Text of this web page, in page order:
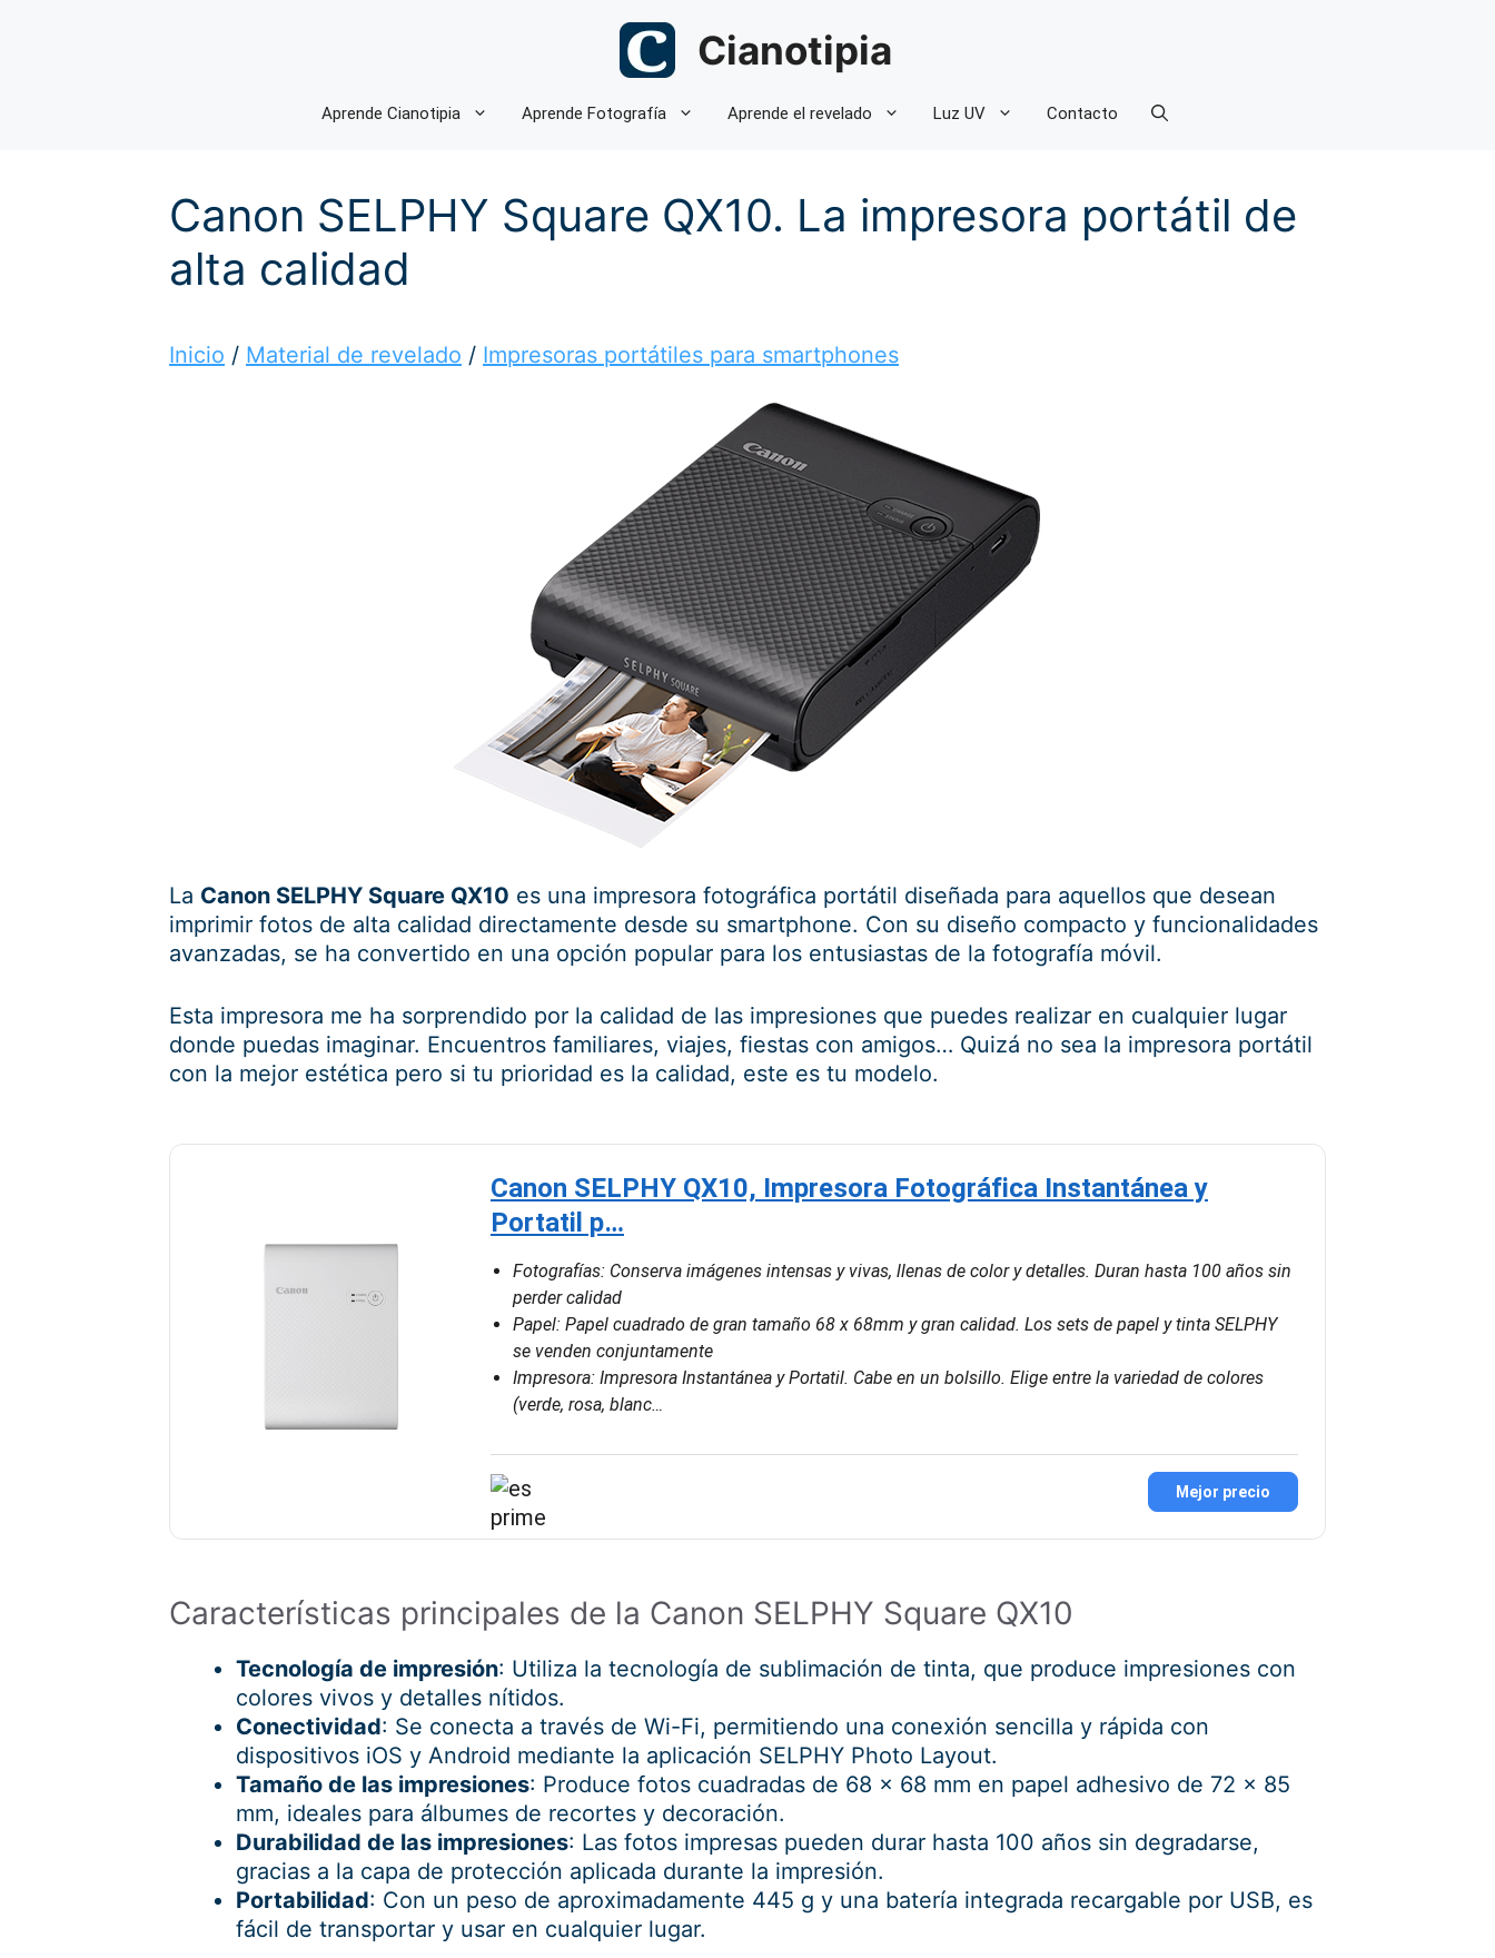
Cianotipia
Aprende Cianotipia Aprende Fotografía Aprende el revelado Luz UV Contacto
Canon SELPHY Square QX10. La impresora portátil de
alta calidad
Inicio / Material de revelado / Impresoras portátiles para smartphones
La Canon SELPHY Square QX10 es una impresora fotográfica portátil diseñada para aquellos que desean
imprimir fotos de alta calidad directamente desde su smartphone. Con su diseño compacto y funcionalidades
avanzadas, se ha convertido en una opción popular para los entusiastas de la fotografía móvil.
Esta impresora me ha sorprendido por la calidad de las impresiones que puedes realizar en cualquier lugar
donde puedas imaginar. Encuentros familiares, viajes, fiestas con amigos… Quizá no sea la impresora portátil
con la mejor estética pero si tu prioridad es la calidad, este es tu modelo.
Canon SELPHY QX10, Impresora Fotográfica Instantánea y
Portatil p…
Fotografías: Conserva imágenes intensas y vivas, llenas de color y detalles. Duran hasta 100 años sin
perder calidad
Papel: Papel cuadrado de gran tamaño 68 x 68mm y gran calidad. Los sets de papel y tinta SELPHY
se venden conjuntamente
Impresora: Impresora Instantánea y Portatil. Cabe en un bolsillo. Elige entre la variedad de colores
(verde, rosa, blanc…
Mejor precio
Características principales de la Canon SELPHY Square QX10
Tecnología de impresión: Utiliza la tecnología de sublimación de tinta, que produce impresiones con
colores vivos y detalles nítidos.
Conectividad: Se conecta a través de Wi-Fi, permitiendo una conexión sencilla y rápida con
dispositivos iOS y Android mediante la aplicación SELPHY Photo Layout.
Tamaño de las impresiones: Produce fotos cuadradas de 68 x 68 mm en papel adhesivo de 72 x 85
mm, ideales para álbumes de recortes y decoración.
Durabilidad de las impresiones: Las fotos impresas pueden durar hasta 100 años sin degradarse,
gracias a la capa de protección aplicada durante la impresión.
Portabilidad: Con un peso de aproximadamente 445 g y una batería integrada recargable por USB, es
fácil de transportar y usar en cualquier lugar.